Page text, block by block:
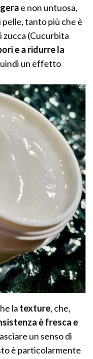
e non untuosa,
tanto più che è
(Cucurbita
e a ridurre la
un effetto
la texture, che,
è fresca e
un senso di
è particolarmente